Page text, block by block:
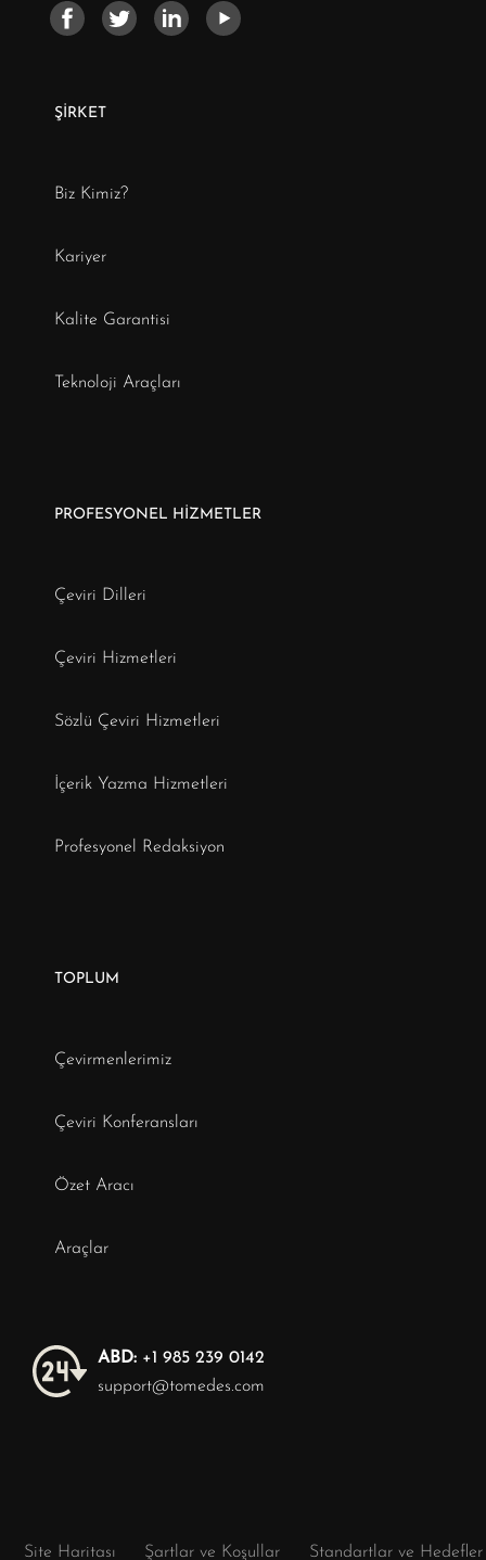
ŞİRKET
Biz Kimiz?
Kariyer
Kalite Garantisi
Teknoloji Araçları
PROFESYONEL HİZMETLER
Çeviri Dilleri
Çeviri Hizmetleri
Sözlü Çeviri Hizmetleri
İçerik Yazma Hizmetleri
Profesyonel Redaksiyon
TOPLUM
Çevirmenlerimiz
Çeviri Konferansları
Özet Aracı
Araçlar
ABD: +1 985 239 0142
support@tomedes.com
Site Haritası Şartlar ve Koşullar Standartlar ve Hedefler